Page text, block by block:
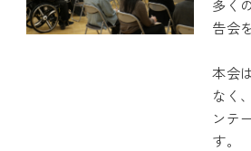
多く
告会
本会
なく
ンテ
す。